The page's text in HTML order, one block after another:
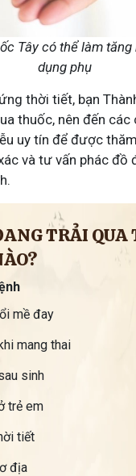
Tây có thể làm
dụng phụ
thời tiết, bạn
thuốc, nên đến các
uy tín để được
và tư vấn phác đồ
TRẢI QUA
mề đay
mang thai
sinh
trẻ em
tiết
địa